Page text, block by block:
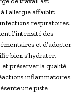
l’allergie affaiblit
respiratoires.
l’intensité des
et d’adopter
bien s’hydrater,
et préserver la qualité
inflammatoires.
une piste